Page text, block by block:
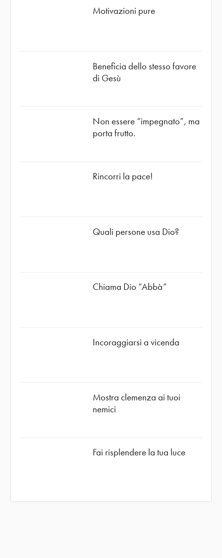
Motivazioni pure
Beneficia dello stesso favore
di Gesù
Non essere “impegnato”, ma
porta frutto.
Rincorri la pace!
Quali persone usa Dio?
Chiama Dio “Abbà”
Incoraggiarsi a vicenda
Mostra clemenza ai tuoi
nemici
Fai risplendere la tua luce